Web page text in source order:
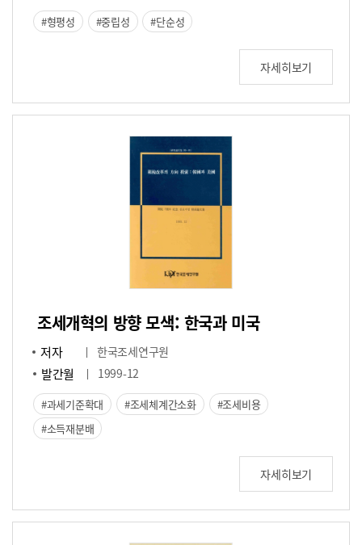
형평성 중립성 단순성
자세히보기
조세개혁의 방향 모색: 한국과 미국
저자 한국조세연구원
발간월 1999-12
과세기준확대 조세체계간소화
조세비용
소득재분배
자세히보기